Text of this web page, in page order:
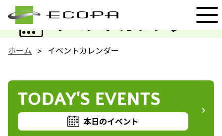
イベントカレンダー
EVENT
ホーム イベントカレンダー
TODAY'S EVENTS
本日のイベント